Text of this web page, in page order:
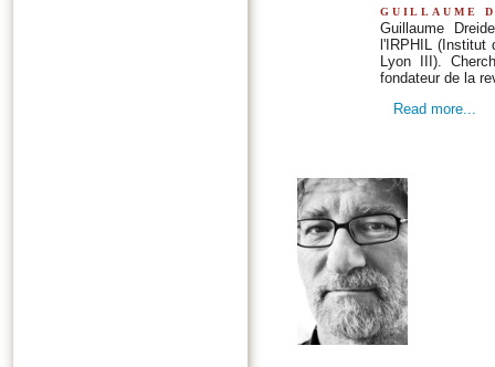
guillaume
Guillaume
l'IRPHIL (Institut
Lyon III).
fondateur de la
Read more...